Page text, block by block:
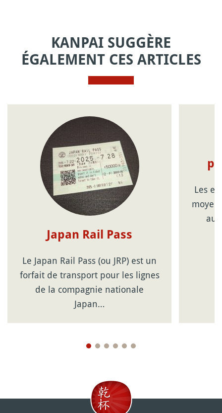
KANPAI SUGGÈRE
ÉGALEMENT CES ARTICLES
Japan Rail Pass
Le Japan Rail Pass (ou JRP) est un
forfait de transport pour les lignes
de la compagnie nationale
Japan…
Les
au